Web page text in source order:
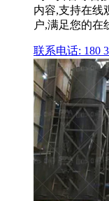
内容,支持在线
户,满足您的在
联系电话: 180